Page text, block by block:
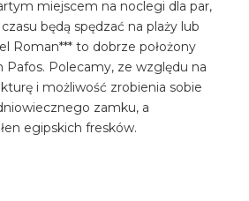
miejscem na noclegi dla par,
będą spędzać na plaży lub
Roman*** to dobrze położony
Polecamy, ze względu na
i możliwość zrobienia sobie
zamku, a
egipskich fresków.